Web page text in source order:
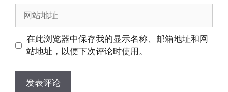
邮
址
址
在此浏览器中保存我的显示名称、邮箱地址和网
站地址，以便下次评论时使用。